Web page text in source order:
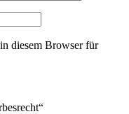
diesem Browser für